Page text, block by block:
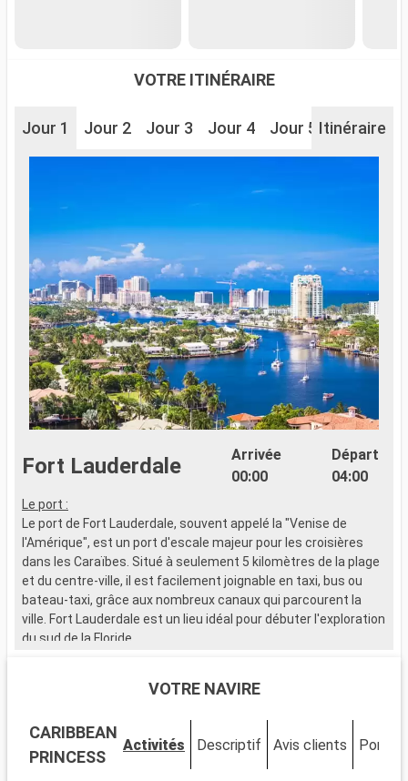
VOTRE ITINÉRAIRE
Jour 1 Jour 2 Jour 3 Jour 4 Jour 5 Jour 6
Itinéraire
Fort Lauderdale
Arrivée
00:00
Départ
04:00
Le port :
Le port de Fort Lauderdale, souvent appelé la "Venise de
l'Amérique", est un port d'escale majeur pour les croisières
dans les Caraïbes. Situé à seulement 5 kilomètres de la plage
et du centre-ville, il est facilement joignable en taxi, bus ou
bateau-taxi, grâce aux nombreux canaux qui parcourent la
ville. Fort Lauderdale est un lieu idéal pour débuter l'exploration
du sud de la Floride.
Fort Lauderdale est réputée pour ses plages de sable et ses
galeries d'art et restaurants, offre une expérience de
shopping et de détente unique. Le Musée de Bonnet House se
distingue par son architecture singulière et ses jardins
VOTRE NAVIRE
CARIBBEAN
PRINCESS
Activités Descriptif Avis clients Ponts